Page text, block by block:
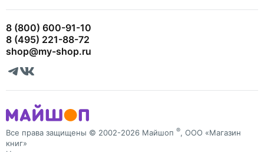
8 (800) 600-91-10
8 (495) 221-88-72
shop@my-shop.ru
Все права защищены © 2002-2026 Майшоп ®, ООО «Магазин
книг»